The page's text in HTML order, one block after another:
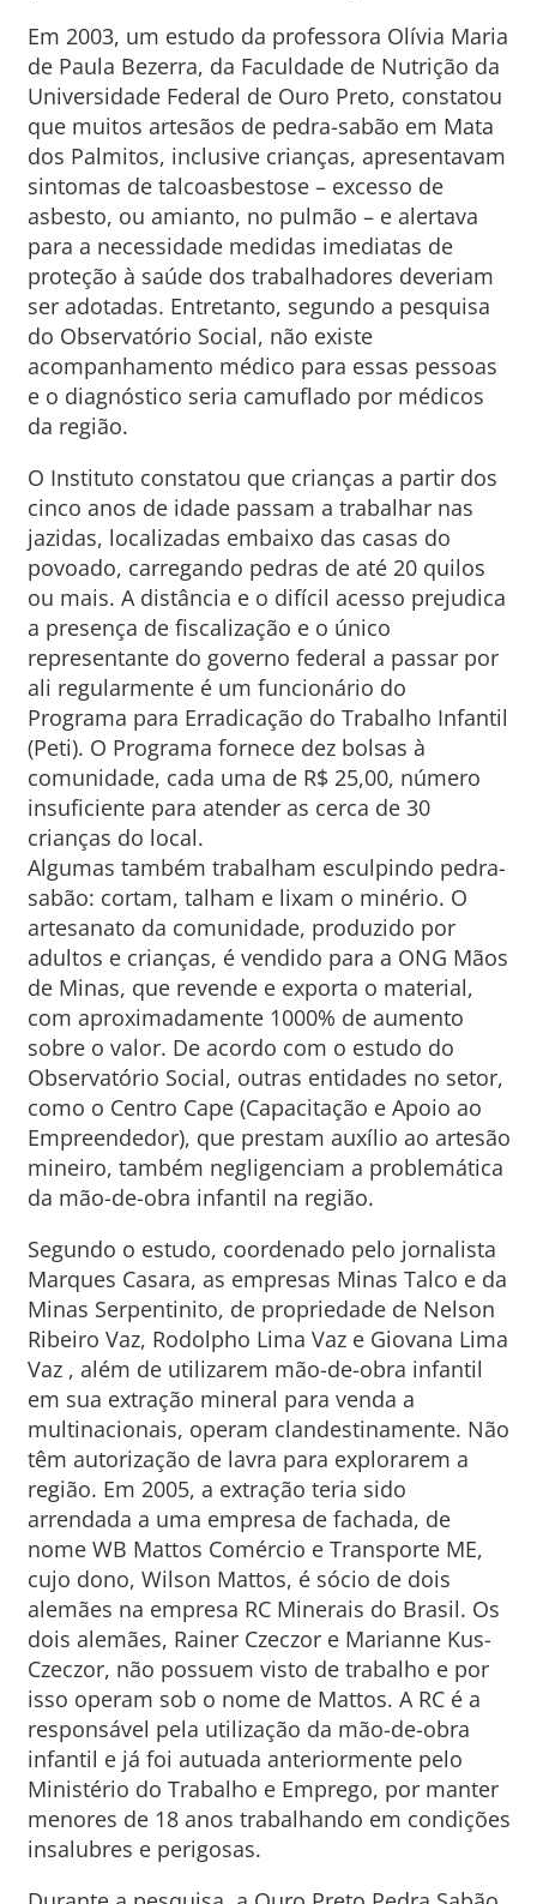
Em 2003, um estudo da professora Olívia Maria
de Paula Bezerra, da Faculdade de Nutrição da
Universidade Federal de Ouro Preto, constatou
que muitos artesãos de pedra-sabão em Mata
dos Palmitos, inclusive crianças, apresentavam
sintomas de talcoasbestose – excesso de
asbesto, ou amianto, no pulmão – e alertava
para a necessidade medidas imediatas de
proteção à saúde dos trabalhadores deveriam
ser adotadas. Entretanto, segundo a pesquisa
do Observatório Social, não existe
acompanhamento médico para essas pessoas
e o diagnóstico seria camuflado por médicos
da região.
O Instituto constatou que crianças a partir dos
cinco anos de idade passam a trabalhar nas
jazidas, localizadas embaixo das casas do
povoado, carregando pedras de até 20 quilos
ou mais. A distância e o difícil acesso prejudica
a presença de fiscalização e o único
representante do governo federal a passar por
ali regularmente é um funcionário do
Programa para Erradicação do Trabalho Infantil
(Peti). O Programa fornece dez bolsas à
comunidade, cada uma de R$ 25,00, número
insuficiente para atender as cerca de 30
crianças do local.
Algumas também trabalham esculpindo pedra-
sabão: cortam, talham e lixam o minério. O
artesanato da comunidade, produzido por
adultos e crianças, é vendido para a ONG Mãos
de Minas, que revende e exporta o material,
com aproximadamente 1000% de aumento
sobre o valor. De acordo com o estudo do
Observatório Social, outras entidades no setor,
como o Centro Cape (Capacitação e Apoio ao
Empreendedor), que prestam auxílio ao artesão
mineiro, também negligenciam a problemática
da mão-de-obra infantil na região.
Segundo o estudo, coordenado pelo jornalista
Marques Casara, as empresas Minas Talco e da
Minas Serpentinito, de propriedade de Nelson
Ribeiro Vaz, Rodolpho Lima Vaz e Giovana Lima
Vaz , além de utilizarem mão-de-obra infantil
em sua extração mineral para venda a
multinacionais, operam clandestinamente. Não
têm autorização de lavra para explorarem a
região. Em 2005, a extração teria sido
arrendada a uma empresa de fachada, de
nome WB Mattos Comércio e Transporte ME,
cujo dono, Wilson Mattos, é sócio de dois
alemães na empresa RC Minerais do Brasil. Os
dois alemães, Rainer Czeczor e Marianne Kus-
Czeczor, não possuem visto de trabalho e por
isso operam sob o nome de Mattos. A RC é a
responsável pela utilização da mão-de-obra
infantil e já foi autuada anteriormente pelo
Ministério do Trabalho e Emprego, por manter
menores de 18 anos trabalhando em condições
insalubres e perigosas.